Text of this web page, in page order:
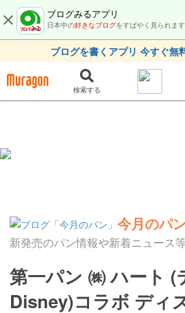
ブログみるアプリ
日本中の好きなブログをすばやく見られます
ブログを書くアプリ 今すぐ無
検索する
今月のパン
新発売のパン情報や新着ニュース
第一パン ㈱ ハート (
Disney)コラボ ディ